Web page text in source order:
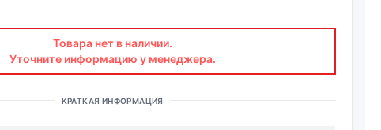
Товара нет в наличии.
Уточните информацию у менеджера.
КРАТКАЯ ИНФОРМАЦИЯ